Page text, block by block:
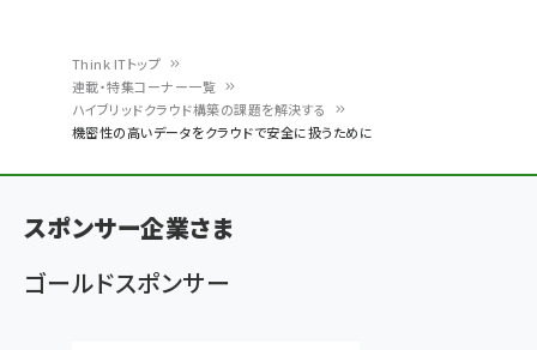
く
ず
Think ITトップ
連載・特集コーナー一覧
ハイブリッドクラウド構築の課題を解決する
機密性の高いデータをクラウドで安全に扱うために
スポンサー企業さま
ゴールドスポンサー